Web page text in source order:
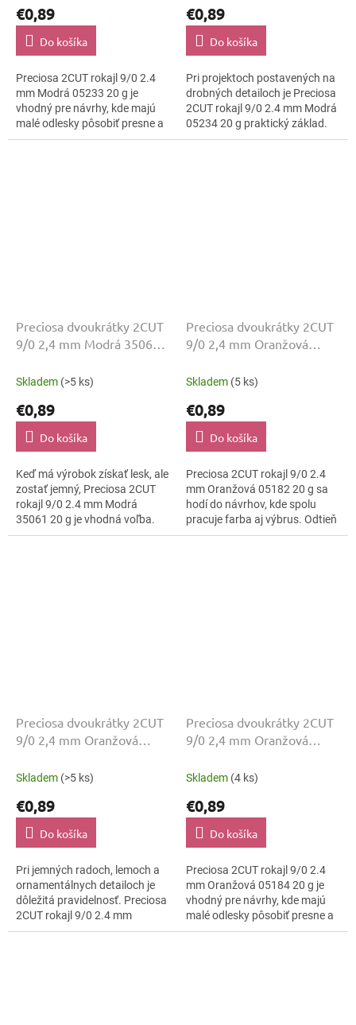
€0,89
Do košíka
Preciosa 2CUT rokajl 9/0 2.4
mm Modrá 05233 20 g je
vhodný pre návrhy, kde majú
malé odlesky pôsobiť presne a
čisto. Odtieň Modrá, povrch
€0,89
Do košíka
Pri projektoch postavených na
drobných detailoch je Preciosa
2CUT rokajl 9/0 2.4 mm Modrá
05234 20 g praktický základ.
Brúsené plôšky 2CUT pridávajú
Preciosa dvoukrátky 2CUT
9/0 2,4 mm Modrá 35061
Skladem (>5 ks)
€0,89
Do košíka
Keď má výrobok získať lesk, ale
zostať jemný, Preciosa 2CUT
rokajl 9/0 2.4 mm Modrá
35061 20 g je vhodná voľba.
Farba Modrá ostáva čitateľná
Preciosa dvoukrátky 2CUT
9/0 2,4 mm Oranžová
Skladem (5 ks)
€0,89
Do košíka
Preciosa 2CUT rokajl 9/0 2.4
mm Oranžová 05182 20 g sa
hodí do návrhov, kde spolu
pracuje farba aj výbrus. Odtieň
Oranžová dopĺňa lesklo
Preciosa dvoukrátky 2CUT
9/0 2,4 mm Oranžová
Skladem (>5 ks)
€0,89
Do košíka
Pri jemných radoch, lemoch a
ornamentálnych detailoch je
dôležitá pravidelnosť. Preciosa
2CUT rokajl 9/0 2.4 mm
Oranžová 05183 20 g spája
Preciosa dvoukrátky 2CUT
9/0 2,4 mm Oranžová
Skladem (4 ks)
€0,89
Do košíka
Preciosa 2CUT rokajl 9/0 2.4
mm Oranžová 05184 20 g je
vhodný pre návrhy, kde majú
malé odlesky pôsobiť presne a
čisto. Odtieň Oranžová, povrch